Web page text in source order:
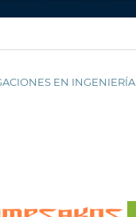
EN INGENIERÍA